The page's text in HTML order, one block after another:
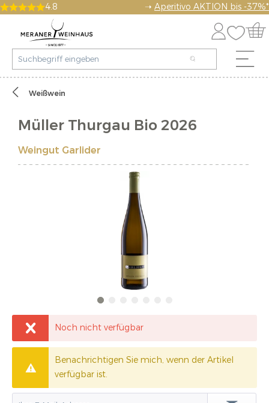
4.8 ➝ Aperitivo AKTION bis -37%*
Weißwein
Müller Thurgau Bio 2026
Weingut Garlider
Noch nicht verfügbar
Benachrichtigen Sie mich, wenn der Artikel
verfügbar ist.